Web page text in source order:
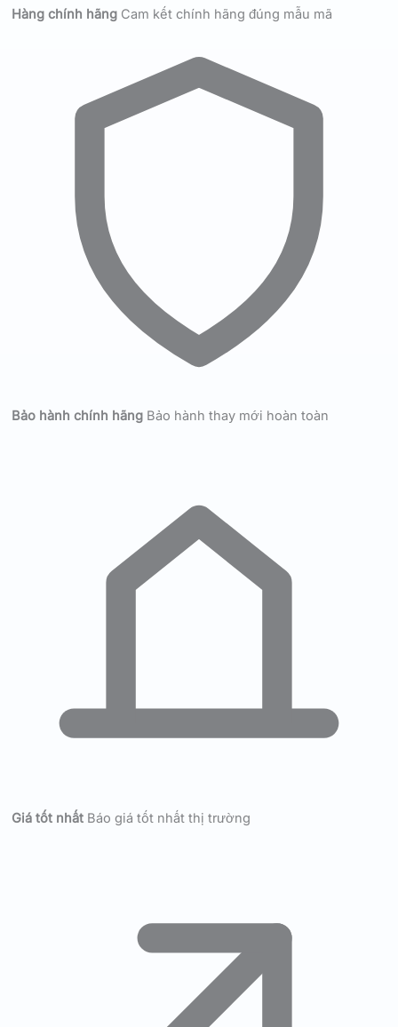
Hàng chính hãng Cam kết chính hãng đúng mẫu mã
Bảo hành chính hãng Bảo hành thay mới hoàn toàn
Giá tốt nhất Báo giá tốt nhất thị trường